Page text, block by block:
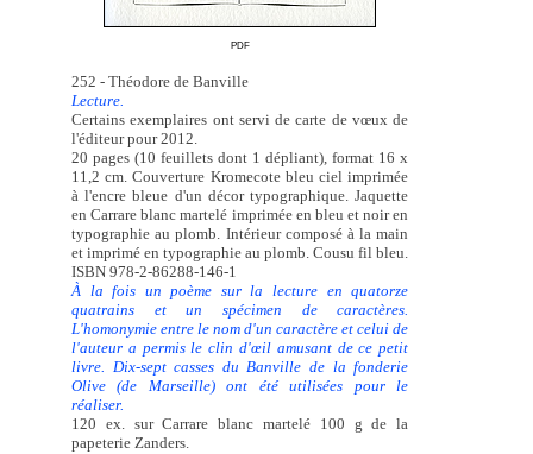
PDF
252 - Théodore de Banville
Lecture.
Certains exemplaires ont servi de carte de vœux de
l'éditeur pour 2012.
20 pages (10 feuillets dont 1 dépliant), format 16 x
11,2 cm. Couverture Kromecote bleu ciel imprimée
à l'encre bleue d'un décor typographique. Jaquette
en Carrare blanc martelé imprimée en bleu et noir en
typographie au plomb. Intérieur composé à la main
et imprimé en typographie au plomb. Cousu fil bleu.
ISBN 978-2-86288-146-1
À la fois un poème sur la lecture en quatorze
quatrains et un spécimen de caractères.
L'homonymie entre le nom d'un caractère et celui de
l'auteur a permis le clin d'œil amusant de ce petit
livre. Dix-sept casses du Banville de la fonderie
Olive (de Marseille) ont été utilisées pour le
réaliser.
120 ex. sur Carrare blanc martelé 100 g de la
papeterie Zanders.